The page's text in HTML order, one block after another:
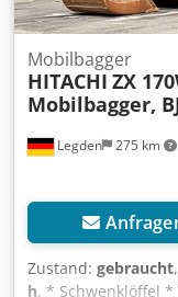
Legden 275 km
Mobilbagger
HITACHI ZX
Mobilbagger,
Zustand: gebraucht
h, * Schwenklöffel